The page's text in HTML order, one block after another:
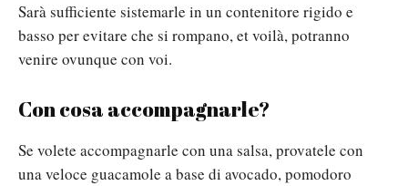
Saràsufficiente sistemarle in un contenitore rigido e
basso per evitare che si rompano, et voilà, potranno
venire ovunque con voi.
Con cosa accompagnarle?
Se volete accompagnarle con una salsa, provatele con
una veloce guacamole a base di avocado, pomodoro